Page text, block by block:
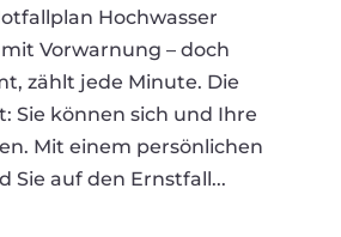
Hochwasser
Vorwarnung – doch
zählt jede Minute. Die
Sie können sich und Ihre
Mit einem persönlichen
Sie auf den Ernstfall...